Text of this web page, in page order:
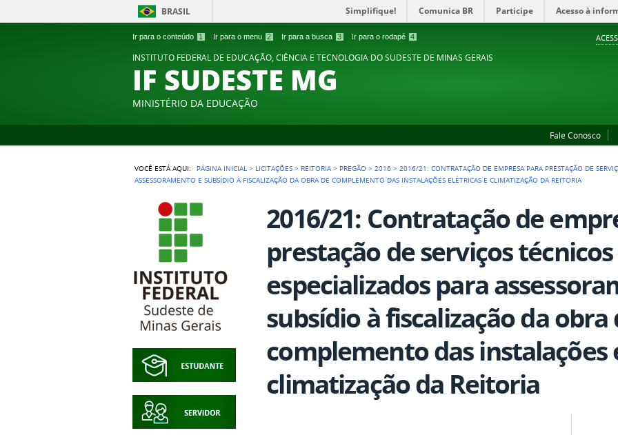
Ir para o conteúdo 1 Ir para o menu 2 Ir para a busca 3 Ir para o rodapé 4
BRASIL Simplifique! Comunica BR Participe Acesso à
INSTITUTO FEDERAL DE EDUCAÇÃO, CIÊNCIA E TECNOLOGIA DO SUDESTE DE MINAS GERAIS
IF SUDESTE MG
MINISTÉRIO DA EDUCAÇÃO
Fale Conosco
VOCÊ ESTÁ AQUI: PÁGINA INICIAL > LICITAÇÕES > REITORIA > PREGÃO >2016 >2016/21: CONTRATAÇÃO DE EMPRESA PARA PRESTAÇÃO DE
ASSESSORAMENTO E SUBSÍDIO À FISCALIZAÇÃO DA OBRA DE COMPLEMENTO DAS INSTALAÇÕES ELÉTRICAS E CLIMATIZAÇÃO DA REITORIA
2016/21: Contratação de
prestação de serviços
especializados para
subsídio à fiscalização da obra
complemento das instalações
climatização da Reitoria